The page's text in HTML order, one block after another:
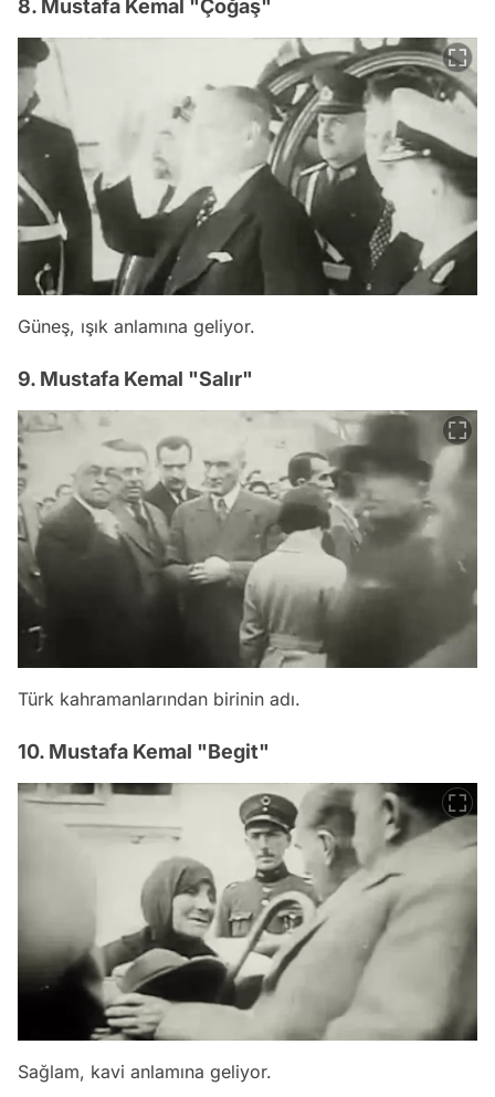
8. Mustafa Kemal "Çoğaş"
Güneş, ışık anlamına geliyor.
9. Mustafa Kemal "Salır"
Türk kahramanlarından birinin adı.
10. Mustafa Kemal "Begit"
Sağlam, kavi anlamına geliyor.